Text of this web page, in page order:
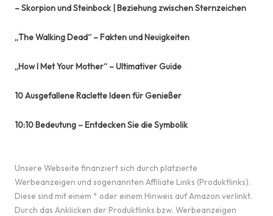
– Skorpion und Steinbock | Beziehung zwischen Sternzeichen
„The Walking Dead“ – Fakten und Neuigkeiten
„How I Met Your Mother“ – Ultimativer Guide
10 Ausgefallene Raclette Ideen für Genießer
10:10 Bedeutung – Entdecken Sie die Symbolik
Unsere Webseite finanziert sich durch platzierte
Werbeanzeigen und sogenannten Affiliate Links (Produktlinks).
Diese sind mit einem * oder einem Hinweis auf Amazon verlinkt.
Durch das Anklicken der Produktlinks bzw. Werbeanzeigen